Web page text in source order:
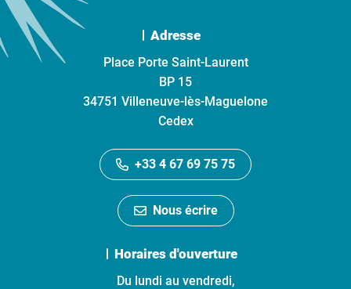
Adresse
Place Porte Saint-Laurent
BP 15
34751 Villeneuve-lès-Maguelone
Cedex
+33 4 67 69 75 75
Nous écrire
Horaires d'ouverture
Du lundi au vendredi,